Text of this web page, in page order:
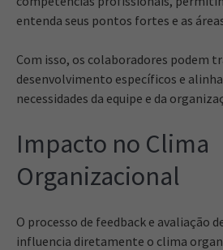
entenda seus pontos fortes e as
Com isso, os colaboradores podem
desenvolvimento específicos e
necessidades da equipe e da
Impacto no Clima
Organizacional
O processo de feedback e avaliação
influencia diretamente o clima